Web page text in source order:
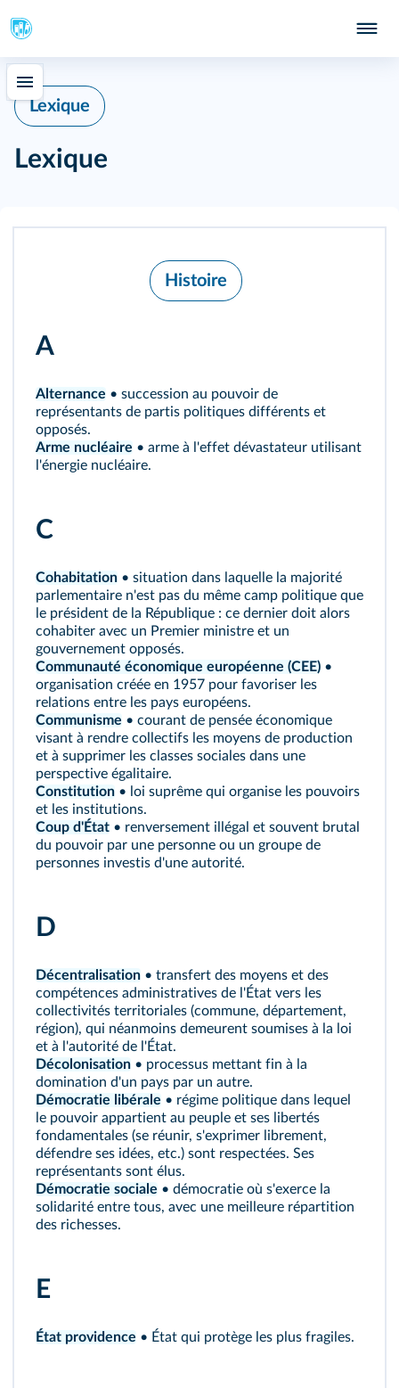
Lexique
Lexique
Histoire
A
Alternance • succession au pouvoir de
représentants de partis politiques différents et
opposés.
Arme nucléaire • arme à l'effet dévastateur utilisant
l'énergie nucléaire.
C
Cohabitation • situation dans laquelle la majorité
parlementaire n'est pas du même camp politique que
le président de la République : ce dernier doit alors
cohabiter avec un Premier ministre et un
gouvernement opposés.
Communauté économique européenne (CEE) •
organisation créée en 1957 pour favoriser les
relations entre les pays européens.
Communisme • courant de pensée économique
visant à rendre collectifs les moyens de production
et à supprimer les classes sociales dans une
perspective égalitaire.
Constitution • loi suprême qui organise les pouvoirs
et les institutions.
Coup d'État • renversement illégal et souvent brutal
du pouvoir par une personne ou un groupe de
personnes investis d'une autorité.
D
Décentralisation • transfert des moyens et des
compétences administratives de l'État vers les
collectivités territoriales (commune, département,
région), qui néanmoins demeurent soumises à la loi
et à l'autorité de l'État.
Décolonisation • processus mettant fin à la
domination d'un pays par un autre.
Démocratie libérale • régime politique dans lequel
le pouvoir appartient au peuple et ses libertés
fondamentales (se réunir, s'exprimer librement,
défendre ses idées, etc.) sont respectées. Ses
représentants sont élus.
Démocratie sociale • démocratie où s'exerce la
solidarité entre tous, avec une meilleure répartition
des richesses.
E
État providence • État qui protège les plus fragiles.